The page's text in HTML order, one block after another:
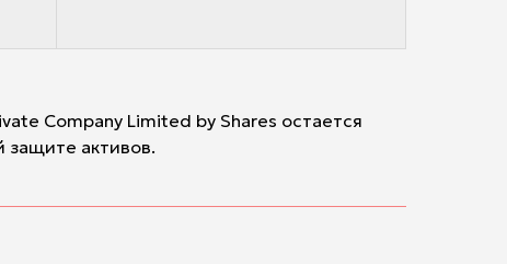
Company Limited by Shares остается
защите активов.